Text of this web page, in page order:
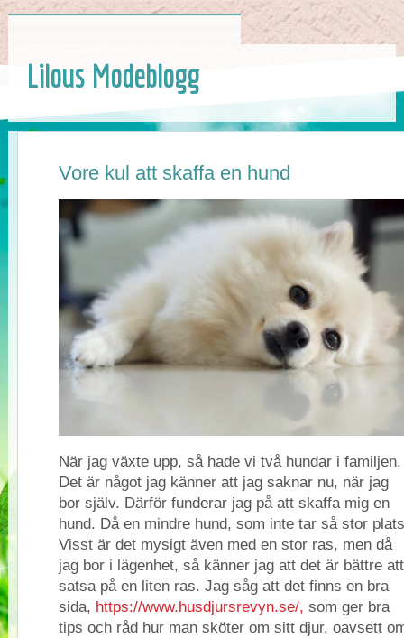
Lilous Modeblogg
Vore kul att skaffa en hund
När jag växte upp, så hade vi två hundar i familjen.
Det är något jag känner att jag saknar nu, när jag
bor själv. Därför funderar jag på att skaffa mig en
hund. Då en mindre hund, som inte tar så stor
Visst är det mysigt även med en stor ras, men då
jag bor i lägenhet, så känner jag att det är bättre att
satsa på en liten ras. Jag såg att det finns en bra
sida, https://www.husdjursrevyn.se/, som ger bra
tips och råd hur man sköter om sitt djur, oavsett